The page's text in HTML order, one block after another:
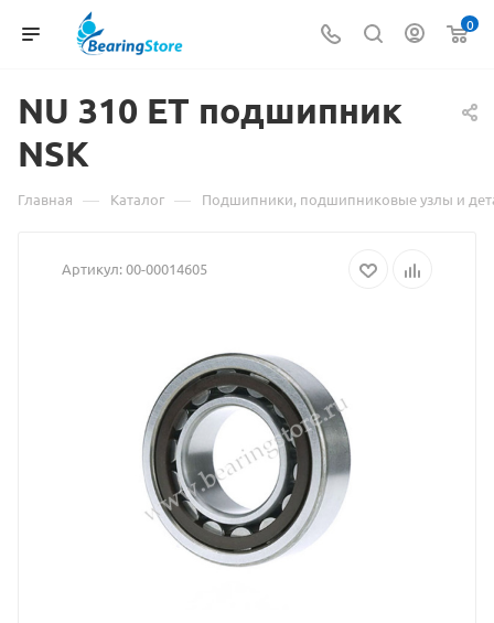
0
NU Материал
о
товаре
310
подшипник
NSK
взят
сайта
310 ET подшипник
NSK
Главная — Каталог — Подшипники, подшипниковые узлы и
Артикул:00-00014605